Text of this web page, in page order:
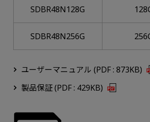
SDBR48N128G
SDBR48N256G
ユーザーマニュアル (PDF : 873KB)
製品保証 (PDF : 429KB)